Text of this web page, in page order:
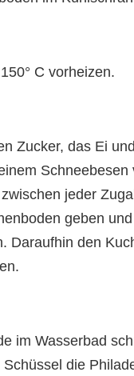
C vorheizen.
Zucker, das Ei
Schneebesen
jeder
geben
Daraufhin den
im Wasserbad
die